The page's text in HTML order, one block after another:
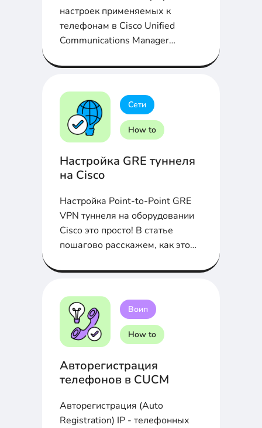
настроек применяемых к
телефонам в Cisco Unified
Communications Manager
Сети
How to
Настройка GRE туннеля
на Cisco
Настройка Point-to-Point GRE
VPN туннеля на оборудовании
Cisco это просто! В статье
пошагово расскажем, как это
Воип
How to
Авторегистрация
телефонов в CUCM
Авторегистрация (Auto
Registration) IP - телефонных